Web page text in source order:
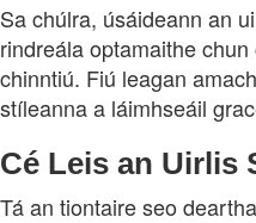
Sa chúlra, úsáideann an
rindreála optamaithe
chinntiú. Fiú leagan
stíleanna a láimhseáil
Cé Leis an Uirlis
Tá an tiontaire seo